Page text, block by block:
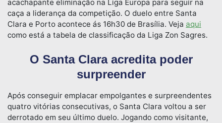
acachapante eliminação na Liga Europa para seguir na
caça a liderança da competição. O duelo entre Santa
Clara e Porto acontece ás 16h30 de Brasília. Veja aqui
como está a tabela de classificação da Liga Zon Sagres.
O Santa Clara acredita poder
surpreender
Após conseguir emplacar empolgantes e surpreendentes
quatro vitórias consecutivas, o Santa Clara voltou a ser
derrotado em seu último duelo. Jogando como visitante,